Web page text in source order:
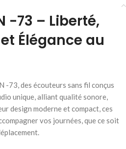
-73 – Liberté,
Élégance au
-73, des écouteurs sans fil conçus
unique, alliant qualité sonore,
design moderne et compact, ces
vos journées, que ce soit